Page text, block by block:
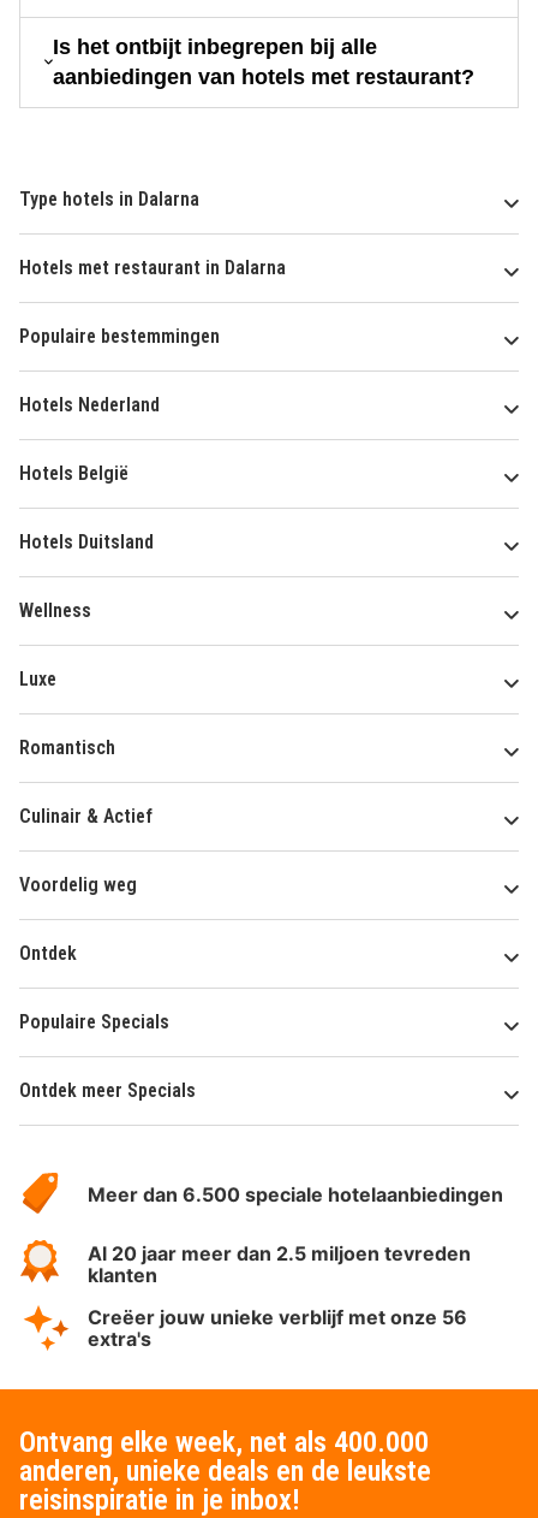
Is het ontbijt inbegrepen bij alle
aanbiedingen van hotels met restaurant?
Type hotels in Dalarna
Hotels met restaurant in Dalarna
Populaire bestemmingen
Hotels Nederland
Hotels België
Hotels Duitsland
Wellness
Luxe
Romantisch
Culinair & Actief
Voordelig weg
Ontdek
Populaire Specials
Ontdek meer Specials
HotelSpecials
Meer dan 6.500 speciale hotelaanbiedingen
Al 20 jaar meer dan 2.5 miljoen tevreden
klanten
Creëer jouw unieke verblijf met onze 56
extra's
Ontvang elke week, net als 400.000
anderen, unieke deals en de leukste
reisinspiratie in je inbox!